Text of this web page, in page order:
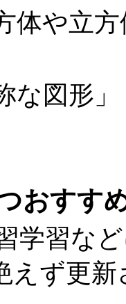
体や立
な図形
おすす
学習な
えず更